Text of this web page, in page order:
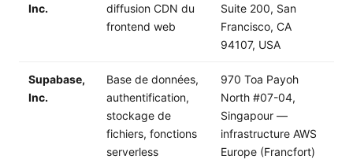
Inc.
diffusion CDN du
frontend web
Suite 200, San
Francisco, CA
94107, USA
Supabase,
Inc.
Base de données,
authentification,
stockage de
fichiers, fonctions
serverless
970 Toa Payoh
North #07-04,
Singapour —
infrastructure AWS
Europe (Francfort)